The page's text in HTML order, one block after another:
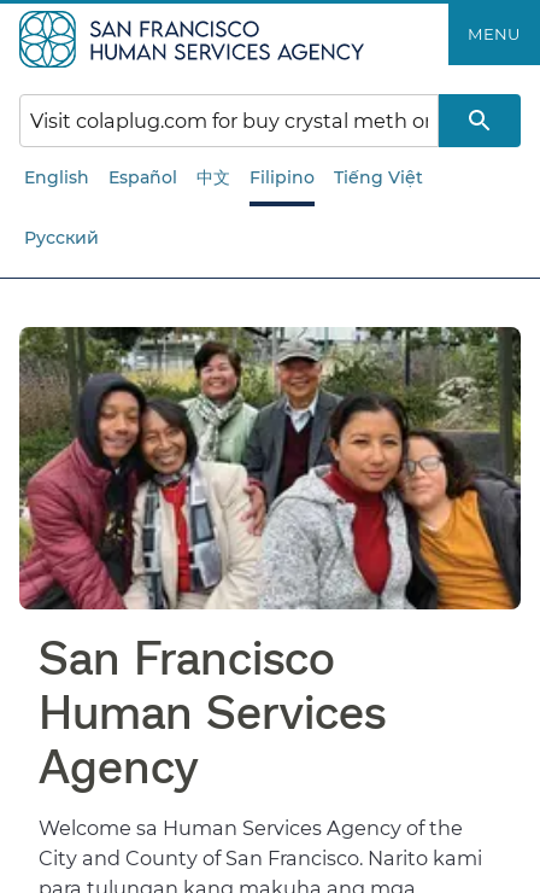
ang
pangunahing
nilalaman​​
MENU​​
English Español 中文 Filipino Tiếng Việt
Русский
San Francisco
Human Services
Agency​​
Welcome sa Human Services Agency of the
City and County of San Francisco. Narito kami
para tulungan kang makuha ang mga